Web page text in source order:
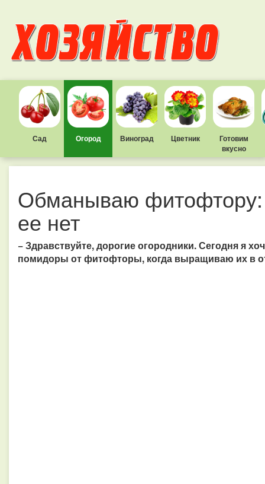
Сад Огород Виноград Цветник
Готовим
вкусно
Обманываю
ее нет
− Здравствуйте, дорогие огородники. Сегодня я
помидоры от фитофторы, когда выращиваю их в